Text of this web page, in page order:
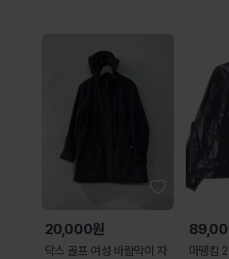
20,000원
닥스 골프 여성 바람막이 자
마뗑킴